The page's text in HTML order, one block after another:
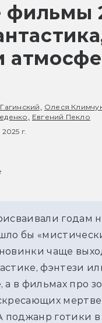
Олеся
Евгений Пекло
г.
годам
бы
чаще
фэнтези
а в фильмах про
поджанр готики в